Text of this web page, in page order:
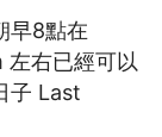
早8點在
右已經可以
子 Last